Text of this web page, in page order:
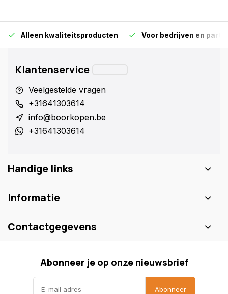
Alleen kwaliteitsproducten Voor bedrijven en
Klantenservice
Veelgestelde vragen
+31641303614
info@boorkopen.be
+31641303614
Handige links
Informatie
Contactgegevens
Abonneer je op onze nieuwsbrief
Abonneer